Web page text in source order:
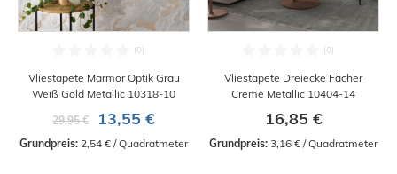
Vliestapete Marmor Optik Grau
Weiß Gold Metallic 10318-10
29,95 €
13,55 €
Grundpreis: 2,54 € / Quadratmeter
Vliestapete Dreiecke Fächer
Creme Metallic 10404-14
16,85 €
Grundpreis: 3,16 € / Quadratmeter